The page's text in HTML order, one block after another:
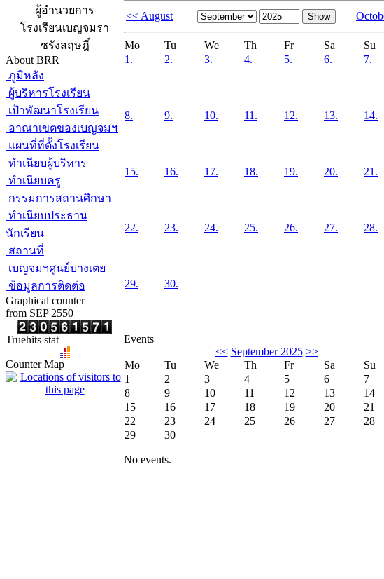
ผู้อำนวยการ
โรงเรียนเบญจมรา
ชรังสฤษฎิ์
About BRR
ภูมิหลัง
ผู้บริหารโรงเรียน
เป้าพัฒนาโรงเรียน
อาณาเขตของเบญจมฯ
แผนที่ที่ตั้งโรงเรียน
ทำเนียบผู้บริหาร
ทำเนียบครู
กรรมการสถานศึกษา
ทำเนียบประธาน
นักเรียน
สถานที่
เบญจมฯศูนย์บางเตย
ข้อมูลการติดต่อ
Graphical counter
from SEP 2550
Truehits stat
Counter Map
<< August
Mo Tu We Th Fr Sa
Su
1.
2. 3. 4. 5. 6. 7.
8. 9. 10. 11. 12. 13. 14.
15. 16. 17. 18. 19. 20. 21.
22. 23. 24. 25. 26. 27. 28.
29. 30.
Events
<< September 2025 >>
Mo
Tu We Th Fr Sa
Su
1
2 3 4 5 6
7
8
9 10 11 12 13
14
15
16 17 18 19 20
21
22
23 24 25 26 27
28
29
30
No events.